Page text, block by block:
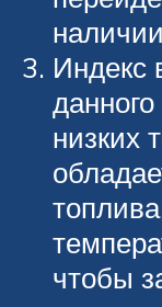
Индекс
низких
чтобы